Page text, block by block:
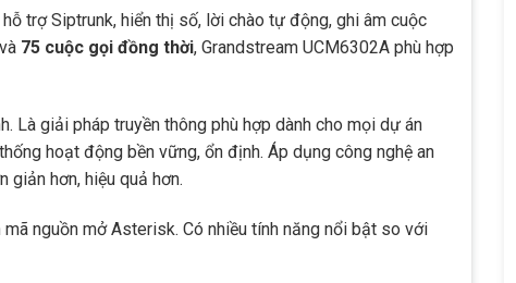
trợ Siptrunk, hiển thị số, lời chào tự động, ghi âm cuộc
75 cuộc gọi đồng thời, Grandstream UCM6302A phù hợp
Là giải pháp truyền thông phù hợp dành cho mọi dự án
hoạt động bền vững, ổn định. Áp dụng công nghệ an
giản hơn, hiệu quả hơn.
nguồn mở Asterisk. Có nhiều tính năng nổi bật so với